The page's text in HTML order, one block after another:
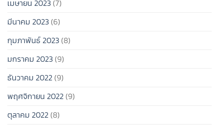
เมษายน 2023(7)
มีนาคม 2023(6)
กุมภาพันธ์ 2023(8)
มกราคม 2023(9)
ธันวาคม 2022(9)
พฤศจิกายน 2022(9)
ตุลาคม 2022(8)